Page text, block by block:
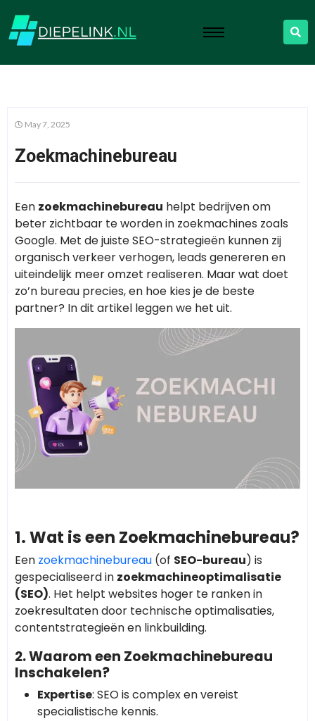
May 7, 2025
Zoekmachinebureau
Een zoekmachinebureau helpt bedrijven om
beter zichtbaar te worden in zoekmachines zoals
Google. Met de juiste SEO-strategieën kunnen zij
organisch verkeer verhogen, leads genereren en
uiteindelijk meer omzet realiseren. Maar wat doet
zo’n bureau precies, en hoe kies je de beste
partner? In dit artikel leggen we het uit.
1. Wat is een Zoekmachinebureau?
Een zoekmachinebureau (of SEO-bureau) is
gespecialiseerd in zoekmachineoptimalisatie
(SEO). Het helpt websites hoger te ranken in
zoekresultaten door technische optimalisaties,
contentstrategieën en linkbuilding.
2. Waarom een Zoekmachinebureau
Inschakelen?
Expertise: SEO is complex en vereist
specialistische kennis.